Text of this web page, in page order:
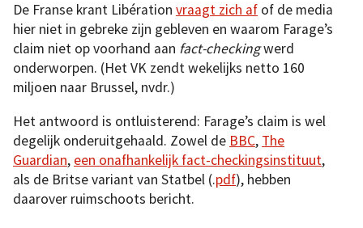
De Franse krant Libération vraagt zich af of de media
hier niet in gebreke zijn gebleven en waarom Farage’s
claim niet op voorhand aan fact-checkingwerd
onderworpen. (Het VK zendt wekelijks netto 160
miljoen naar Brussel, nvdr.)
Het antwoord is ontluisterend: Farage’s claim is wel
degelijk onderuitgehaald. Zowel de BBC, The
Guardian, een onafhankelijk fact-checkingsinstituut,
als de Britse variant van Statbel (.pdf), hebben
daarover ruimschoots bericht.